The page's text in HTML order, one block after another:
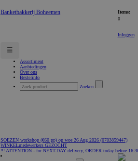
Banketbakkerij Boheemen
Items:
0
Inloggen
☰
Assortiment
Aanbiedingen
Over ons
Bestelinfo
Zoeken
SOEZEN workshop (€60 pp) op woe 26 Aug 2026 (0703859447)
WINKELmedewerkers GEZOCHT
!!! ATTENTION - for NEXT-DAY delivery, ORDER today before